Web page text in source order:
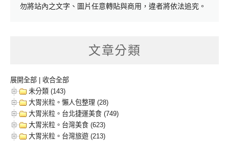
勿將站內之文字、圖片任意轉貼與商用，違者將依法追究。
文章分類
展開全部
收合全部
未分類 (143)
大胃米粒。懶人包整理 (28)
大胃米粒。台北捷運美食 (749)
大胃米粒。台灣美食 (623)
大胃米粒。台灣旅遊 (213)